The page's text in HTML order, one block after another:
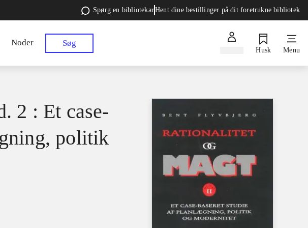
Spørg en bibliotekarHent dine bestillinger på dit foretrukne bibliotek
Noder Søg
Husk Menu
2 : Et case-
politik